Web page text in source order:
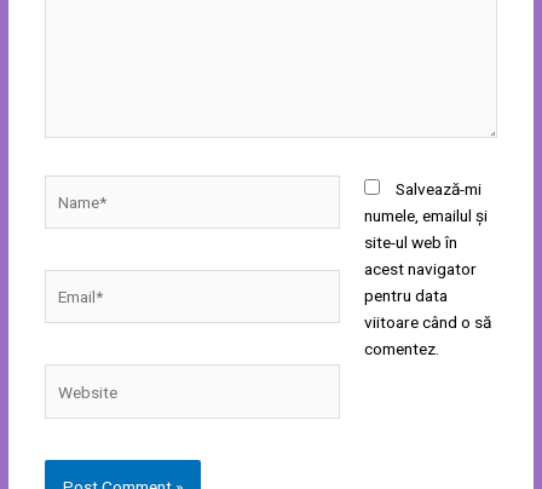
Salvează-mi
numele, emailul și
site-ul web în
acest navigator
pentru data
viitoare când o să
comentez.